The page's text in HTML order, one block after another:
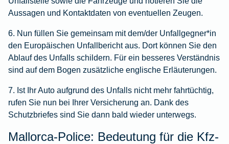
Aussagen und Kontaktdaten von eventuellen Zeugen.
6. Nun füllen Sie gemeinsam mit dem/der Unfallgegner*in
den Europäischen Unfallbericht aus. Dort können Sie den
Ablauf des Unfalls schildern. Für ein besseres Verständnis
sind auf dem Bogen zusätzliche englische Erläuterungen.
7. Ist Ihr Auto aufgrund des Unfalls nicht mehr fahrtüchtig,
rufen Sie nun bei Ihrer Versicherung an. Dank des
Schutzbriefes sind Sie dann bald wieder unterwegs.
Mallorca-Police: Bedeutung für die Kfz-